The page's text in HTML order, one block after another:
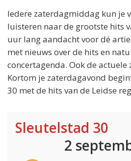
Iedere zaterdagmiddag kun je
luisteren naar de grootste hits
uur lang aandacht voor dé
met nieuws over de hits en
concertagenda. Ook de
Kortom je zaterdagavond
30 met de hits van de Leidse
Sleutelstad 30
2